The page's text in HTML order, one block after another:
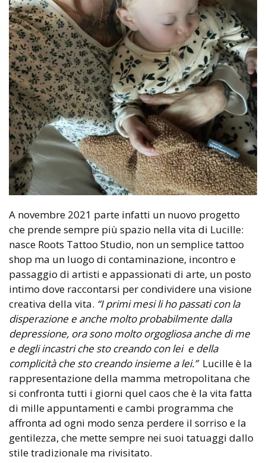
A novembre 2021 parte infatti un nuovo progetto
che prende sempre più spazio nella vita di Lucille:
nasce Roots Tattoo Studio, non un semplice tattoo
shop ma un luogo di contaminazione, incontro e
passaggio di artisti e appassionati di arte, un posto
intimo dove raccontarsi per condividere una visione
creativa della vita. “I primi mesi li ho passati con la
disperazione e anche molto probabilmente dalla
depressione, ora sono molto orgogliosa anche di me
e degli incastri che sto creando con lei e della
complicità che sto creando insieme a lei.” Lucille è la
rappresentazione della mamma metropolitana che
si confronta tutti i giorni quel caos che è la vita fatta
di mille appuntamenti e cambi programma che
affronta ad ogni modo senza perdere il sorriso e la
gentilezza, che mette sempre nei suoi tatuaggi dallo
stile tradizionale ma rivisitato.